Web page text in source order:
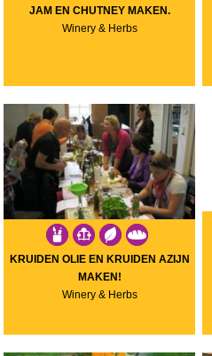
JAM EN CHUTNEY MAKEN.
Winery & Herbs
KRUIDEN OLIE EN KRUIDEN AZIJN
MAKEN!
Winery & Herbs